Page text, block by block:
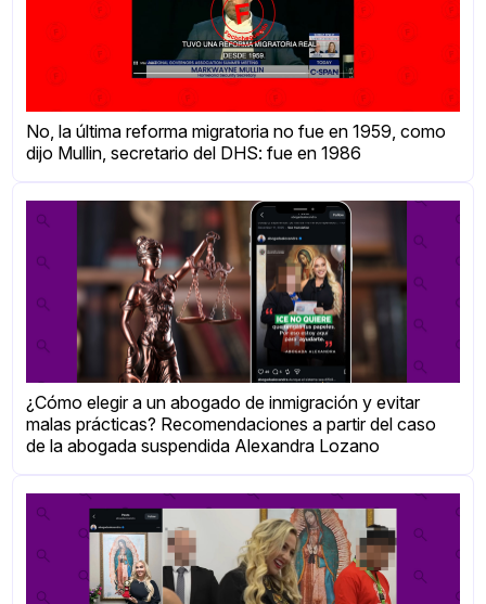
No, la última reforma migratoria no fue en 1959, como
dijo Mullin, secretario del DHS: fue en 1986
¿Cómo elegir a un abogado de inmigración y evitar
malas prácticas? Recomendaciones a partir del caso
de la abogada suspendida Alexandra Lozano